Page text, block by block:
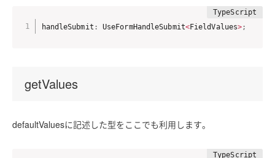
handleSubmit : UseFormHandleSubmit<FieldValues>;
getValues
defaultValuesに記述した型をここでも利用します。